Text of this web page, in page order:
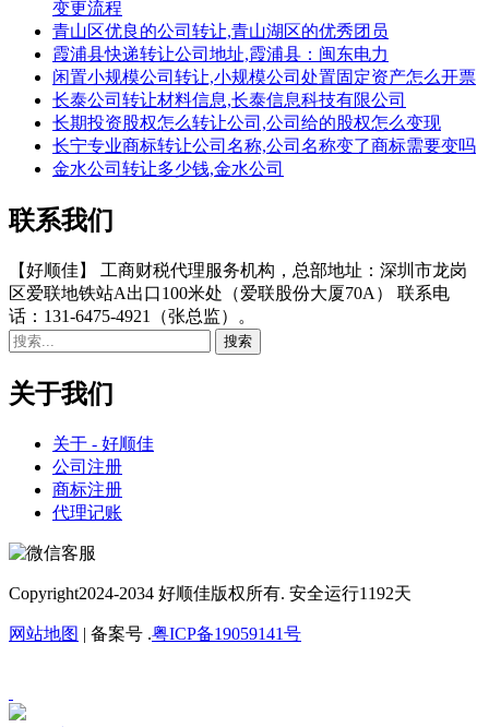
变更流程
青山区优良的公司转让,青山湖区的优秀团员
霞浦县快递转让公司地址,霞浦县：闽东电力
闲置小规模公司转让,小规模公司处置固定资产怎么开票
长泰公司转让材料信息,长泰信息科技有限公司
长期投资股权怎么转让公司,公司给的股权怎么变现
长宁专业商标转让公司名称,公司名称变了商标需要变吗
金水公司转让多少钱,金水公司
联系我们
【好顺佳】 工商财税代理服务机构，总部地址：深圳市龙岗
区爱联地铁站A出口100米处（爱联股份大厦70A） 联系电
话：131-6475-4921（张总监）。
关于我们
关于 - 好顺佳
公司注册
商标注册
代理记账
Copyright2024-2034 好顺佳版权所有. 安全运行1192天
网站地图 | 备案号 .粤ICP备19059141号